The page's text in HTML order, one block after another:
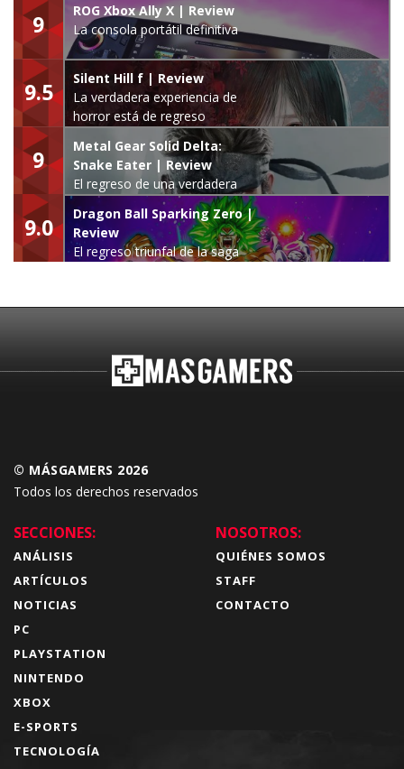
9
ROG Xbox Ally X | Review
La consola portátil definitiva
9.5
Silent Hill f | Review
La verdadera experiencia de
horror está de regreso
9
Metal Gear Solid Delta:
Snake Eater | Review
El regreso de una verdadera
leyenda
9.0
Dragon Ball Sparking Zero |
Review
El regreso triunfal de la saga
© MÁSGAMERS 2026
Todos los derechos reservados
SECCIONES:
ANÁLISIS
ARTÍCULOS
NOTICIAS
PC
PLAYSTATION
NINTENDO
XBOX
E-SPORTS
TECNOLOGÍA
NOSOTROS:
QUIÉNES SOMOS
STAFF
CONTACTO